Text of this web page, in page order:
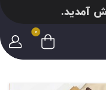
آمدید.
0